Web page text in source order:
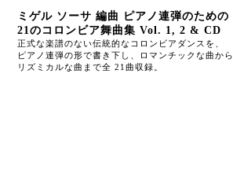
ミゲル ソーサ 編曲 ピアノ連弾のための
21のコロンビア舞曲集 Vol. 1, 2 & CD
正式な楽譜のない伝統的なコロンビアダンスを、
ピアノ連弾の形で書き下し、ロマンチックな曲から
リズミカルな曲まで全 21 曲収録。